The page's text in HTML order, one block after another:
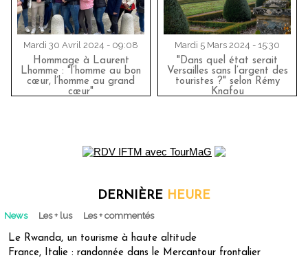
Mardi 30 Avril 2024 - 09:08
Hommage à Laurent
Lhomme : "l’homme au bon
cœur, l’homme au grand
cœur"
Mardi 5 Mars 2024 - 15:30
"Dans quel état serait
Versailles sans l’argent des
touristes ?" selon Rémy
Knafou
DERNIÈRE HEURE
News Les + lus Les + commentés
Le Rwanda, un tourisme à haute altitude
France, Italie : randonnée dans le Mercantour frontalier